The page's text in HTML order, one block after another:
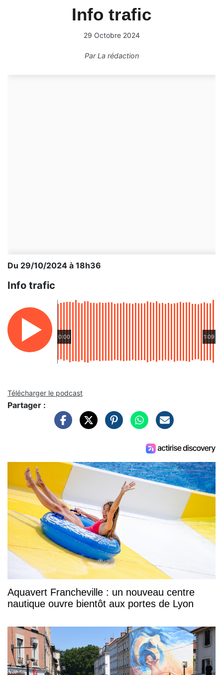
Info trafic
29 Octobre 2024
ParLa rédaction
Du 29/10/2024 à 18h36
Info trafic
0:00 1:09
Télécharger le podcast
Partager :
Aquavert Francheville : un nouveau centre
nautique ouvre bientôt aux portes de Lyon